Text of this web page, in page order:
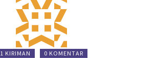
1 KIRIMAN 0 KOMENTAR